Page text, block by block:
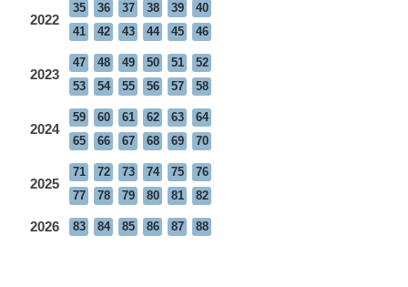
2022
35 36 37 38 39
40
41
42 43 44 45 46
2023
47 48 49 50 51
52
53
54 55 56 57 58
2024
59 60 61 62 63
64
65
66 67 68 69 70
2025
71 72 73 74 75
76
77
78 79 80 81 82
2026 83 84 85 86 87 88